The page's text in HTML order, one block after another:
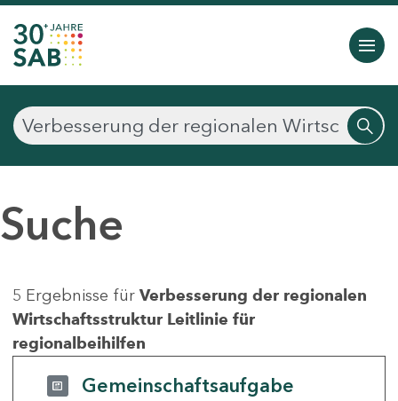
Suche
5 Ergebnisse für Verbesserung der regionalen
Wirtschaftsstruktur Leitlinie für
regionalbeihilfen
Gemeinschaftsaufgabe